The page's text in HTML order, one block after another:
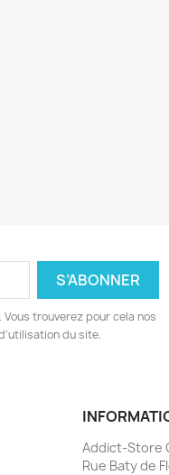
trouverez pour cela nos
du site.
Addict-Store
Rue Baty de